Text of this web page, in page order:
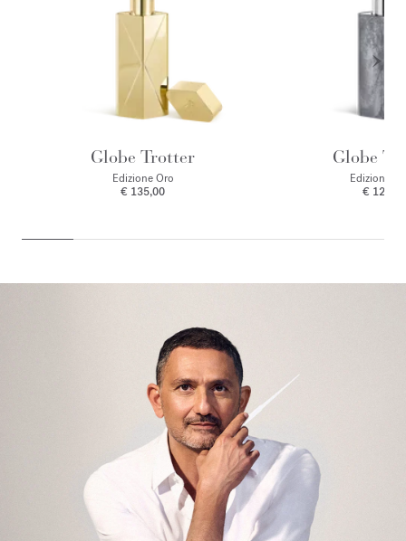
Globe Trotter
Edizione Oro
€ 135,00
Globe
Edizione
€ 125,00